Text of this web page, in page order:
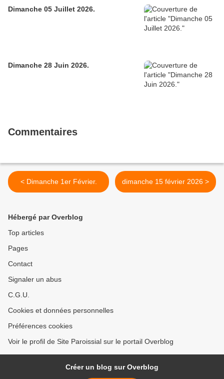
Dimanche 05 Juillet 2026.
Dimanche 28 Juin 2026.
Commentaires
< Dimanche 1er Février. dimanche 15 février 2026 >
Hébergé par Overblog
Top articles
Pages
Contact
Signaler un abus
C.G.U.
Cookies et données personnelles
Préférences cookies
Voir le profil de Site Paroissial sur le portail Overblog
Créer un blog sur Overblog